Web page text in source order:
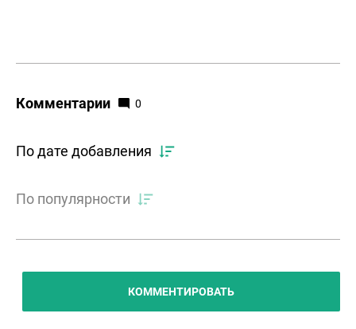
Комментарии 0
По дате добавления
По популярности
КОММЕНТИРОВАТЬ